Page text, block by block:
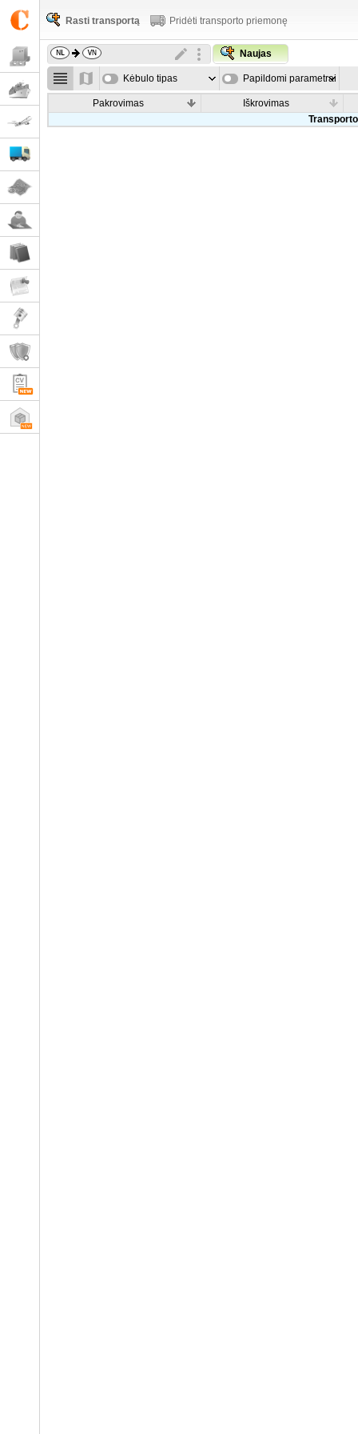
Rasti transportą Pridėti transporto priemonę
Naujas
Kėbulo tipas Papildomi parametrai
Pakrovimas
Iškrovimas